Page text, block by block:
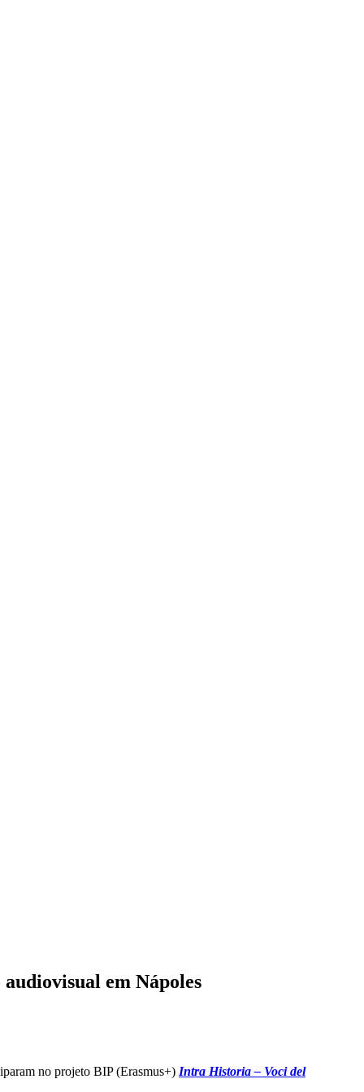
em Nápoles
no projeto BIP (Erasmus+) Intra Historia – Voci del